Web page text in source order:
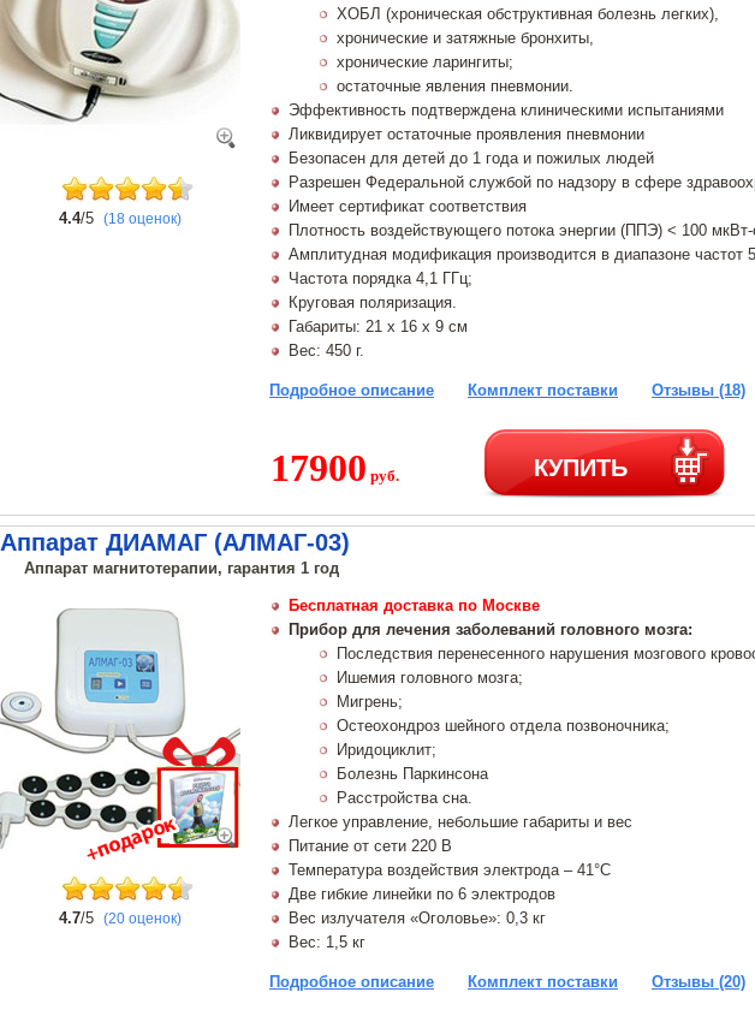
4.4/5 (18 оценок)
ХОБЛ (хроническая обструктивная болезнь легких),
хронические и затяжные бронхиты,
хронические ларингиты;
остаточные явления пневмонии.
Эффективность подтверждена клиническими испытаниями
Ликвидирует остаточные проявления пневмонии
Безопасен для детей до 1 года и пожилых людей
Разрешен Федеральной службой по надзору в сфере
Имеет сертификат соответствия
Плотность воздействующего потока энергии (ППЭ) < 100
Амплитудная модификация производится в диапазоне частот
Частота порядка 4,1 ГГц;
Круговая поляризация.
Габариты: 21 х 16 х 9 см
Вес: 450 г.
Подробное описание Комплект поставки Отзывы (18)
17900 руб. КУПИТЬ
Аппарат ДИАМАГ (АЛМАГ-03)
Аппарат магнитотерапии, гарантия 1 год
4.7/5 (20 оценок)
Бесплатная доставка по Москве
Прибор для лечения заболеваний головного мозга:
Последствия перенесенного нарушения мозгового
Ишемия головного мозга;
Мигрень;
Остеохондроз шейного отдела позвоночника;
Иридоциклит;
Болезнь Паркинсона
Расстройства сна.
Легкое управление, небольшие габариты и вес
Питание от сети 220 В
Температура воздействия электрода – 41°C
Две гибкие линейки по 6 электродов
Вес излучателя «Оголовье»: 0,3 кг
Вес: 1,5 кг
Подробное описание Комплект поставки Отзывы (20)